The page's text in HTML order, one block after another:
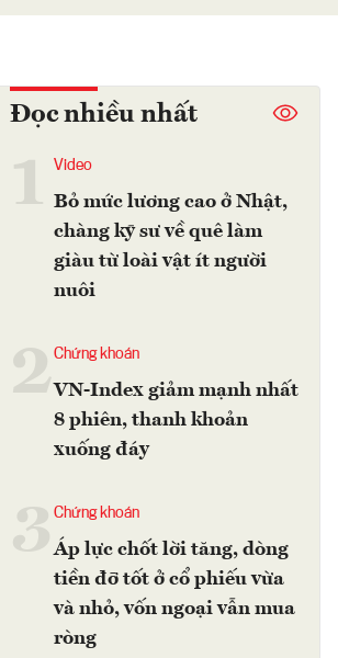
Đọc nhiều nhất
Video
Bỏ mức lương cao ở Nhật,
chàng kỹ sư về quê làm
giàu từ loài vật ít người
nuôi
2Chứng khoán
VN-Index giảm mạnh nhất
8 phiên, thanh khoản
xuống đáy
Chứng khoán
Áp lực chốt lời tăng, dòng
tiền đỡ tốt ở cổ phiếu vừa
và nhỏ, vốn ngoại vẫn mua
ròng